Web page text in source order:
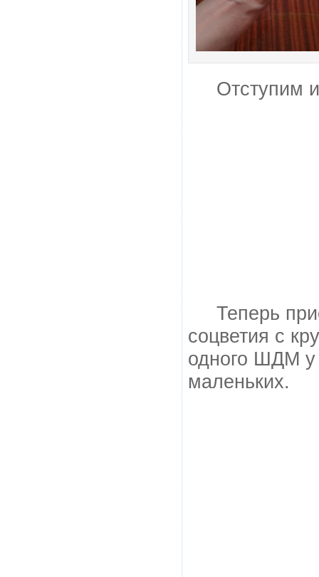
Отступим
Теперь
соцветия с
одного ШДМ у
маленьких.